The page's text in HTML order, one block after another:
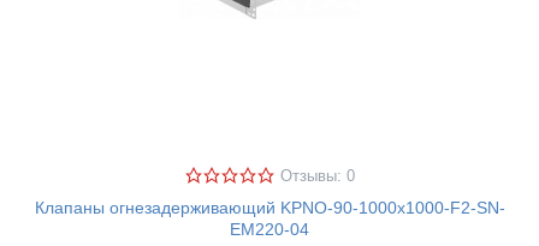
Отзывы: 0
Клапаны огнезадерживающий KPNO-90-1000х1000-F2-SN-
EM220-04